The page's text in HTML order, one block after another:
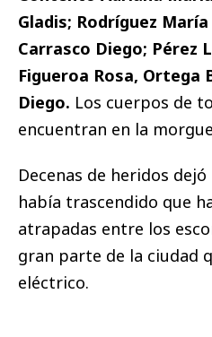
Gladis; Rodríguez
Carrasco Diego; Pérez
Figueroa Rosa, Ortega
Diego. Los cuerpos de
encuentran en la
Decenas de heridos
había trascendido que
atrapadas entre los
gran parte de la ciudad
eléctrico.